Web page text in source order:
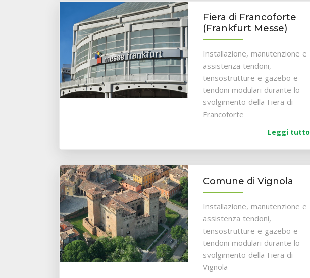
Fiera di Francoforte
(Frankfurt Messe)
Installazione, manutenzione e
assistenza tendoni,
tensostrutture e gazebo e
tendoni modulari durante lo
svolgimento della Fiera di
Francoforte
Leggi tutto
Comune di Vignola
Installazione, manutenzione e
assistenza tendoni,
tensostrutture e gazebo e
tendoni modulari durante lo
svolgimento della Fiera di
Vignola